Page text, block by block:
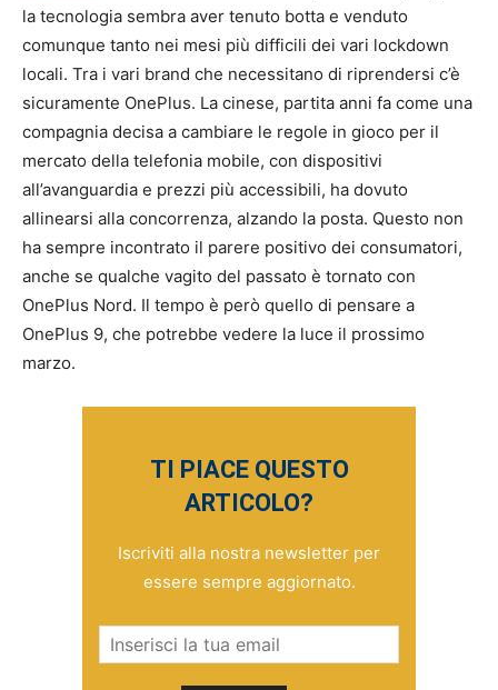
la tecnologia sembra aver tenuto botta e venduto
comunque tanto nei mesi più difficili dei vari lockdown
locali. Tra i vari brand che necessitano di riprendersi c’è
sicuramente OnePlus. La cinese, partita anni fa come una
compagnia decisa a cambiare le regole in gioco per il
mercato della telefonia mobile, con dispositivi
all’avanguardia e prezzi più accessibili, ha dovuto
allinearsi alla concorrenza, alzando la posta. Questo non
ha sempre incontrato il parere positivo dei consumatori,
anche se qualche vagito del passato è tornato con
OnePlus Nord. Il tempo è però quello di pensare a
OnePlus 9, che potrebbe vedere la luce il prossimo
marzo.
TI PIACE QUESTO
ARTICOLO?
Iscriviti alla nostra newsletter per
essere sempre aggiornato.